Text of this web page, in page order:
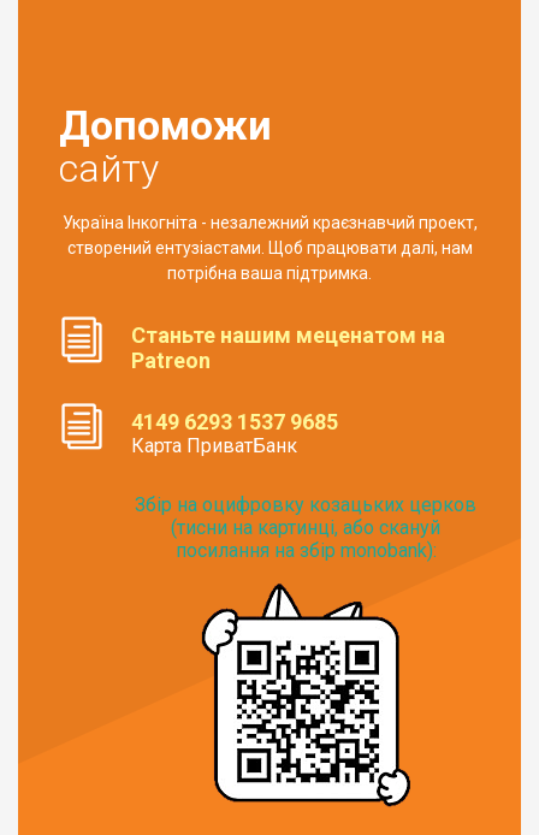
Допоможи
сайту
Україна Інкогніта - незалежний краєзнавчий проект,
створений ентузіастами. Щоб працювати далі, нам
потрібна ваша підтримка.
Станьте нашим меценатом на
Patreon
4149 6293 1537 9685
Карта ПриватБанк
Збір на оцифровку козацьких церков
(тисни на картинці, або скануй
посилання на збір monobank):